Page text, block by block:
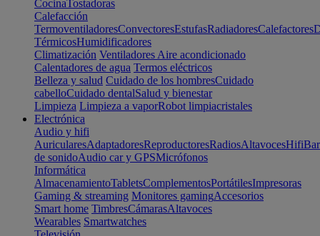
CocinaTostadoras
Calefacción
TermoventiladoresConvectoresEstufasRadiadoresCalefactores
TérmicosHumidificadores
Climatización Ventiladores Aire acondicionado
Calentadores de agua Termos eléctricos
Belleza y salud Cuidado de los hombresCuidado
cabelloCuidado dentalSalud y bienestar
Limpieza Limpieza a vaporRobot limpiacristales
Electrónica
Audio y hifi
AuricularesAdaptadoresReproductoresRadiosAltavocesHifi
de sonidoAudio car y GPSMicrófonos
Informática
AlmacenamientoTabletsComplementosPortátilesImpresoras
Gaming & streaming Monitores gamingAccesorios
Smart home TimbresCámarasAltavoces
Wearables Smartwatches